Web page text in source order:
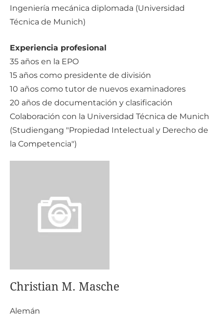
Ingeniería mecánica diplomada (Universidad
Técnica de Munich)
Experiencia profesional
35 años en la EPO
15 años como presidente de división
10 años como tutor de nuevos examinadores
20 años de documentación y clasificación
Colaboración con la Universidad Técnica de Munich
(Studiengang "Propiedad Intelectual y Derecho de
la Competencia")
Christian M. Masche
Alemán